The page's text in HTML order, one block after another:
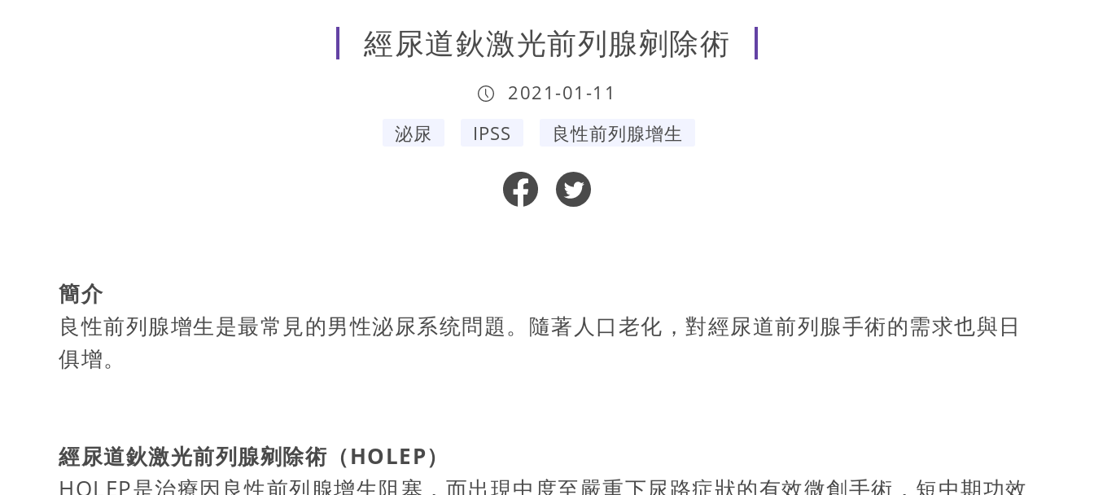
經尿道鈥激光前列腺剜除術
2021-01-11
泌尿
IPSS 良性前列腺增生
簡介
良性前列腺增生是最常見的男性泌尿系统問題。隨著人口老化，對經尿道前列腺手術的需求也與日
俱增。
經尿道鈥激光前列腺剜除術（HOLEP）
HOLEP是治療因良性前列腺增生阻塞，而出現中度至嚴重下尿路症狀的有效微創手術，短中期功效